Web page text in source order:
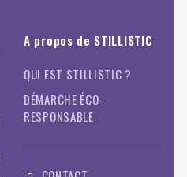
A propos de STILLISTIC
QUI EST STILLISTIC ?
DÉMARCHE ÉCO-
RESPONSABLE